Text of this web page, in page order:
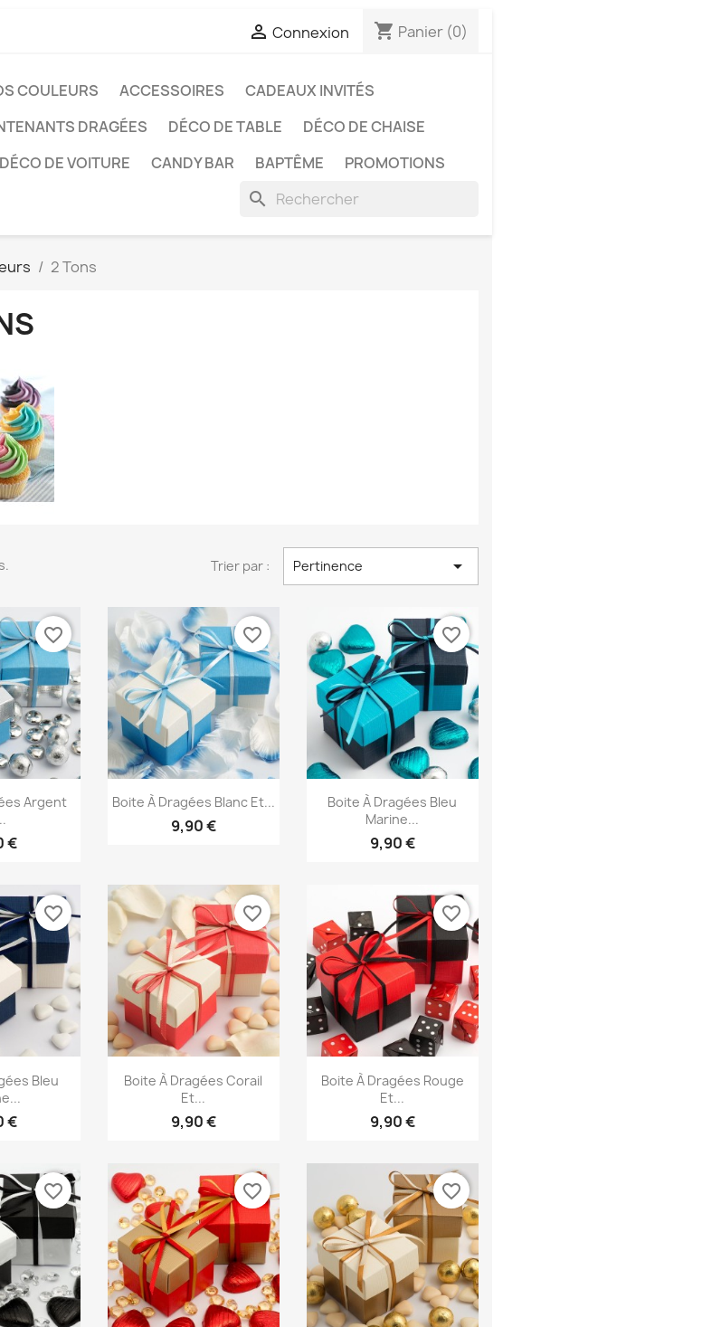
 Connexion shopping_cart Panier (0)
COULEURS ACCESSOIRES
CADEAUX INVITÉS
DRAGÉES DÉCO DE TABLE
DÉCO DE CHAISE
DÉCO DE VOITURE CANDY BAR BAPTÊME PROMOTIONS
search
2 Tons
Trier par : Pertinence 
rapide
Argent
€
favorite_border
Aperçu rapide
Boite À Dragées Blanc Et...
9,90 €
favorite_border
Aperçu rapide
Boite À Dragées Bleu
Marine...
9,90 €
favorite_border
rapide
Bleu
€
favorite_border
Aperçu rapide
Boite À Dragées Corail
Et...
9,90 €
favorite_border
Aperçu rapide
Boite À Dragées Rouge
Et...
9,90 €
favorite_border
favorite_border favorite_border favorite_border